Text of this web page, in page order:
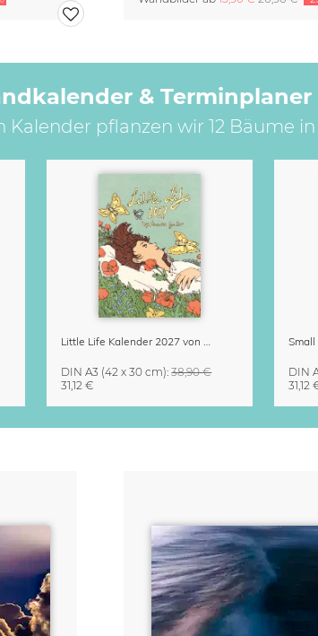
& Terminplaner
Kalender pflanzen wir 12 Bäume
Little Life Kalender 2027 von Simone Goder
DIN A3 (42 x 30 cm):38,90 €
31,12 €
DIN
31,12